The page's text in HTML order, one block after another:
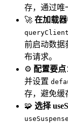
存，通过唯
🚀 在加载
前启动数据
布请求。
⚙️ 配置要点
并设置
存，避免缓
🧩 选择